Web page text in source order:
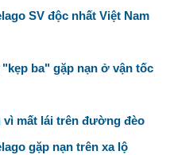
SV độc nhất Việt Nam
ba" gặp nạn ở vận tốc
vì mất lái trên đường đèo
gặp nạn trên xa lộ